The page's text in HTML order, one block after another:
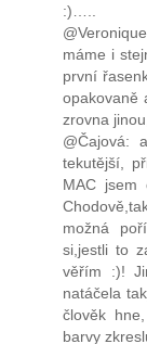
:)…..
máme i
první
opakovaně
zrovna
@Čajová:
tekutější,
MAC jsem
možná
si,jestli to
věřím :)!
natáčela
člověk
barvy